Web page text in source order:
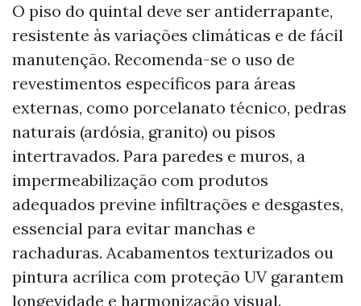
O piso do quintal deve ser antiderrapante,
resistente às variações climáticas e de fácil
manutenção. Recomenda-se o uso de
revestimentos específicos para áreas
externas, como porcelanato técnico, pedras
naturais (ardósia, granito) ou pisos
intertravados. Para paredes e muros, a
impermeabilização com produtos
adequados previne infiltrações e desgastes,
essencial para evitar manchas e
rachaduras. Acabamentos texturizados ou
pintura acrílica com proteção UV garantem
longevidade e harmonização visual.